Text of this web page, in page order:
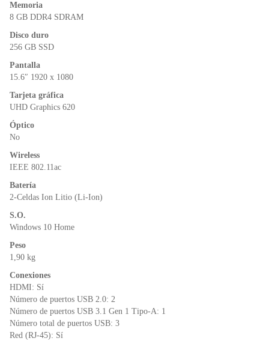
Memoria
8 GB DDR4 SDRAM
Disco duro
256 GB SSD
Pantalla
15.6″ 1920 x 1080
Tarjeta gráfica
UHD Graphics 620
Óptico
No
Wireless
IEEE 802.11ac
Batería
2-Celdas Ion Litio (Li-Ion)
S.O.
Windows 10 Home
Peso
1,90 kg
Conexiones
HDMI: Sí
Número de puertos USB 2.0: 2
Número de puertos USB 3.1 Gen 1 Tipo-A: 1
Número total de puertos USB: 3
Red (RJ-45): Sí